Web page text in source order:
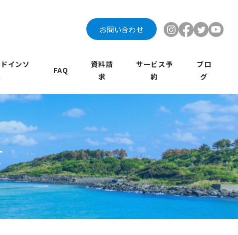
お問い合わせ
インソ
FAQ
資料請
求
サービス予
約
ブロ
グ